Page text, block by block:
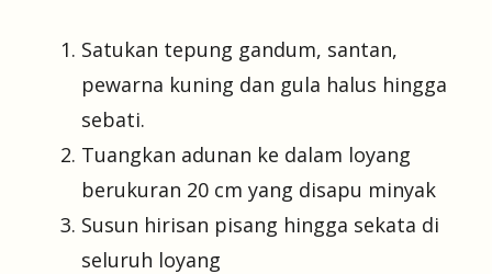
Satukan tepung gandum, santan,
pewarna kuning dan gula halus hingga
sebati.
Tuangkan adunan ke dalam loyang
berukuran 20 cm yang disapu minyak
Susun hirisan pisang hingga sekata di
seluruh loyang